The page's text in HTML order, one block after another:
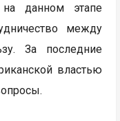
данном этапе
между
За последние
властью